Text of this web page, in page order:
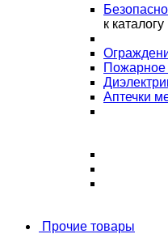
к каталогу
Пожарное
Аптечки
Прочие товары